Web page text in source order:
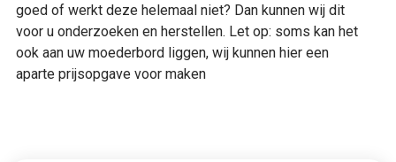
goed of werkt deze helemaal niet? Dan kunnen wij dit
voor u onderzoeken en herstellen. Let op: soms kan het
ook aan uw moederbord liggen, wij kunnen hier een
aparte prijsopgave voor maken